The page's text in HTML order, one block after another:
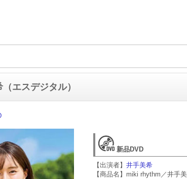
エスデジタル）
新品DVD
【出演者】 井手美希
【商品名】miki rhythm／井手